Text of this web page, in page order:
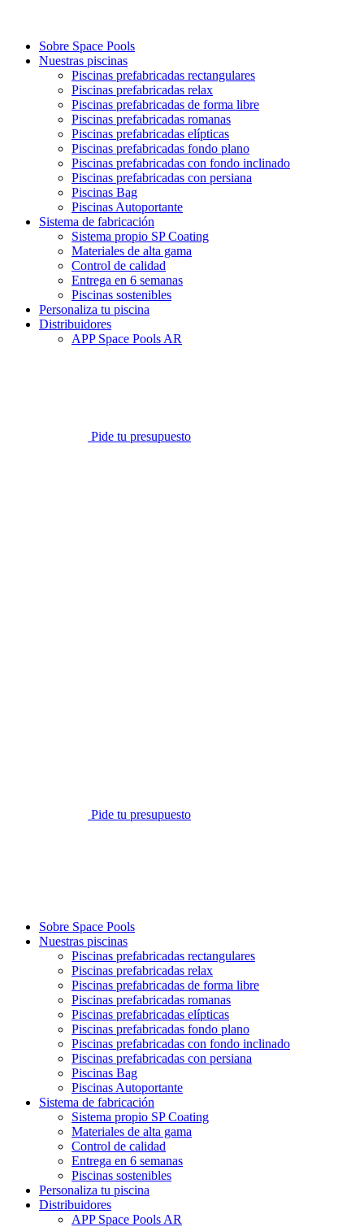
Sobre Space Pools
Nuestras piscinas
Piscinas prefabricadas rectangulares
Piscinas prefabricadas relax
Piscinas prefabricadas de forma libre
Piscinas prefabricadas romanas
Piscinas prefabricadas elípticas
Piscinas prefabricadas fondo plano
Piscinas prefabricadas con fondo inclinado
Piscinas prefabricadas con persiana
Piscinas Bag
Piscinas Autoportante
Sistema de fabricación
Sistema propio SP Coating
Materiales de alta gama
Control de calidad
Entrega en 6 semanas
Piscinas sostenibles
Personaliza tu piscina
Distribuidores
APP Space Pools AR
Pide tu presupuesto
Pide tu presupuesto
Sobre Space Pools
Nuestras piscinas
Piscinas prefabricadas rectangulares
Piscinas prefabricadas relax
Piscinas prefabricadas de forma libre
Piscinas prefabricadas romanas
Piscinas prefabricadas elípticas
Piscinas prefabricadas fondo plano
Piscinas prefabricadas con fondo inclinado
Piscinas prefabricadas con persiana
Piscinas Bag
Piscinas Autoportante
Sistema de fabricación
Sistema propio SP Coating
Materiales de alta gama
Control de calidad
Entrega en 6 semanas
Piscinas sostenibles
Personaliza tu piscina
Distribuidores
APP Space Pools AR